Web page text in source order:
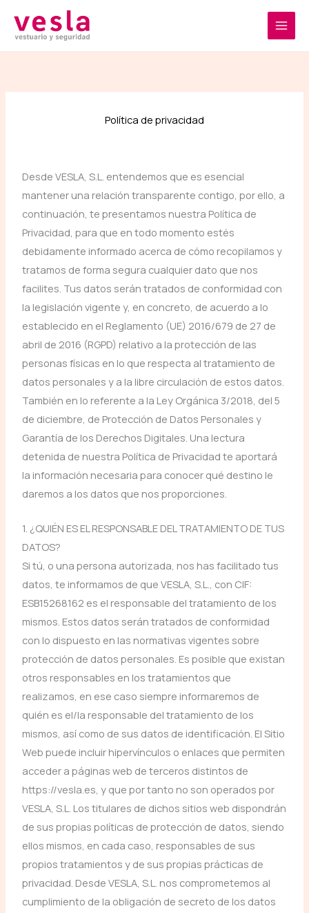
Política de privacidad
Desde VESLA, S.L. entendemos que es esencial
mantener una relación transparente contigo, por ello, a
continuación, te presentamos nuestra Política de
Privacidad, para que en todo momento estés
debidamente informado acerca de cómo recopilamos y
tratamos de forma segura cualquier dato que nos
facilites. Tus datos serán tratados de conformidad con
la legislación vigente y, en concreto, de acuerdo a lo
establecido en el Reglamento (UE) 2016/679 de 27 de
abril de 2016 (RGPD) relativo a la protección de las
personas físicas en lo que respecta al tratamiento de
datos personales y a la libre circulación de estos datos.
También en lo referente a la Ley Orgánica 3/2018, del 5
de diciembre, de Protección de Datos Personales y
Garantía de los Derechos Digitales. Una lectura
detenida de nuestra Política de Privacidad te aportará
la información necesaria para conocer qué destino le
daremos a los datos que nos proporciones.
1. ¿QUIÉN ES EL RESPONSABLE DEL TRATAMIENTO DE TUS
DATOS?
Si tú, o una persona autorizada, nos has facilitado tus
datos, te informamos de que VESLA, S.L., con CIF:
ESB15268162 es el responsable del tratamiento de los
mismos. Estos datos serán tratados de conformidad
con lo dispuesto en las normativas vigentes sobre
protección de datos personales. Es posible que existan
otros responsables en los tratamientos que
realizamos, en ese caso siempre informaremos de
quién es el/la responsable del tratamiento de los
mismos, así como de sus datos de identificación. El Sitio
Web puede incluir hipervínculos o enlaces que permiten
acceder a páginas web de terceros distintos de
https://vesla.es, y que por tanto no son operados por
VESLA, S.L. Los titulares de dichos sitios web dispondrán
de sus propias políticas de protección de datos, siendo
ellos mismos, en cada caso, responsables de sus
propios tratamientos y de sus propias prácticas de
privacidad. Desde VESLA, S.L. nos comprometemos al
cumplimiento de la obligación de secreto de los datos